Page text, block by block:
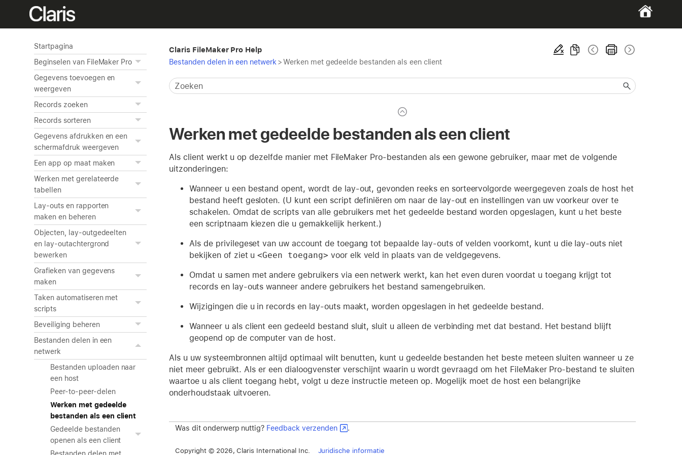
Startpagina
Beginselen van FileMaker Pro
Gegevens toevoegen en
weergeven
Records zoeken
Records sorteren
Gegevens afdrukken en een
schermafdruk weergeven
Een app op maat maken
Werken met gerelateerde
tabellen
Lay-outs en rapporten
maken en beheren
Objecten, lay-outgedeelten
en lay-outachtergrond
bewerken
Grafieken van gegevens
maken
Taken automatiseren met
scripts
Beveiliging beheren
Bestanden delen in een
netwerk
Bestanden uploaden naar
een host
Peer-to-peer-delen
Werken met gedeelde
bestanden als een client
Gedeelde bestanden
openen als een client
Claris FileMaker Pro Help
Bestanden delen in een netwerk >Werken met gedeelde bestanden als een client
Werken met gedeelde bestanden als een client
Als client werkt u op dezelfde manier met FileMaker Pro-bestanden als een gewone gebruiker, maar met de volgende
uitzonderingen:
Wanneer u een bestand opent, wordt de lay-out, gevonden reeks en sorteervolgorde weergegeven zoals de host het
bestand heeft gesloten. (U kunt een script definiëren om naar de lay-out en instellingen van uw voorkeur over te
schakelen. Omdat de scripts van alle gebruikers met het gedeelde bestand worden opgeslagen, kunt u het beste
een scriptnaam kiezen die u gemakkelijk herkent.)
Als de privilegeset van uw account de toegang tot bepaalde lay-outs of velden voorkomt, kunt u die lay-outs niet
bekijken of ziet u<Geen toegang> voor elk veld in plaats van de veldgegevens.
Omdat u samen met andere gebruikers via een netwerk werkt, kan het even duren voordat u toegang krijgt tot
records en lay-outs wanneer andere gebruikers het bestand samengebruiken.
Wijzigingen die u in records en lay-outs maakt, worden opgeslagen in het gedeelde bestand.
Wanneer u als client een gedeeld bestand sluit, sluit u alleen de verbinding met dat bestand. Het bestand blijft
geopend op de computer van de host.
Als u uw systeembronnen altijd optimaal wilt benutten, kunt u gedeelde bestanden het beste meteen sluiten wanneer u ze
niet meer gebruikt. Als er een dialoogvenster verschijnt waarin u wordt gevraagd om het FileMaker Pro-bestand te sluiten
waartoe u als client toegang hebt, volgt u deze instructie meteen op. Mogelijk moet de host een belangrijke
onderhoudstaak uitvoeren.
Was dit onderwerp nuttig? Feedback verzenden .
Copyright © 2026, Claris International Inc. Juridische informatie